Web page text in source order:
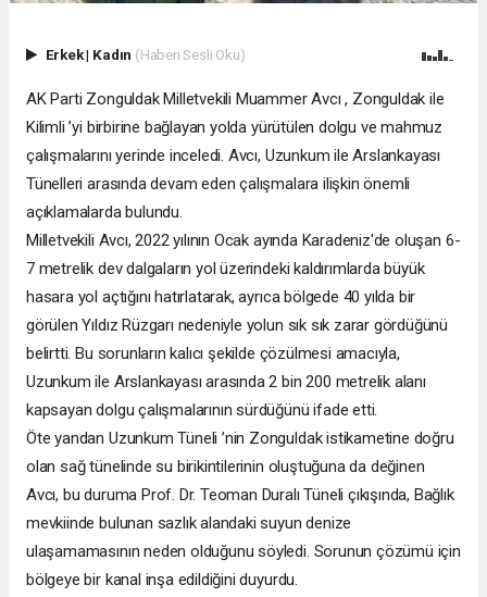
Erkek| Kadın (Haberi Sesli Oku)
AK Parti Zonguldak Milletvekili Muammer Avcı , Zonguldak ile
Kilimli ’yi birbirine bağlayan yolda yürütülen dolgu ve mahmuz
çalışmalarını yerinde inceledi. Avcı, Uzunkum ile Arslankayası
Tünelleri arasında devam eden çalışmalara ilişkin önemli
açıklamalarda bulundu.
Milletvekili Avcı, 2022 yılının Ocak ayında Karadeniz'de oluşan 6-
7 metrelik dev dalgaların yol üzerindeki kaldırımlarda büyük
hasara yol açtığını hatırlatarak, ayrıca bölgede 40 yılda bir
görülen Yıldız Rüzgarı nedeniyle yolun sık sık zarar gördüğünü
belirtti. Bu sorunların kalıcı şekilde çözülmesi amacıyla,
Uzunkum ile Arslankayası arasında 2 bin 200 metrelik alanı
kapsayan dolgu çalışmalarının sürdüğünü ifade etti.
Öte yandan Uzunkum Tüneli ’nin Zonguldak istikametine doğru
olan sağ tünelinde su birikintilerinin oluştuğuna da değinen
Avcı, bu duruma Prof. Dr. Teoman Duralı Tüneli çıkışında, Bağlık
mevkiinde bulunan sazlık alandaki suyun denize
ulaşamamasının neden olduğunu söyledi. Sorunun çözümü için
bölgeye bir kanal inşa edildiğini duyurdu.